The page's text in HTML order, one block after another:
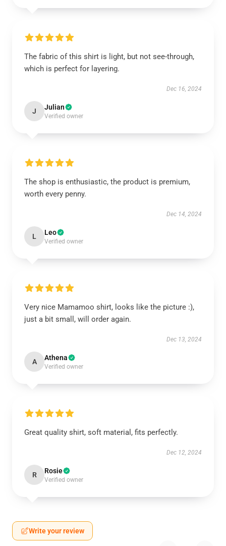
The fabric of this shirt is light, but not see-through,
which is perfect for layering.
Dec 16, 2024
J Julian
Verified owner
The shop is enthusiastic, the product is premium,
worth every penny.
Dec 14, 2024
L Leo
Verified owner
Very nice Mamamoo shirt, looks like the picture :),
just a bit small, will order again.
Dec 13, 2024
A Athena
Verified owner
Great quality shirt, soft material, fits perfectly.
Dec 12, 2024
R Rosie
Verified owner
Write your review